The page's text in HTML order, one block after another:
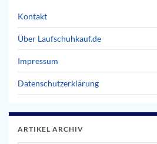
Kontakt
Über Laufschuhkauf.de
Impressum
Datenschutzerklärung
ARTIKEL ARCHIV